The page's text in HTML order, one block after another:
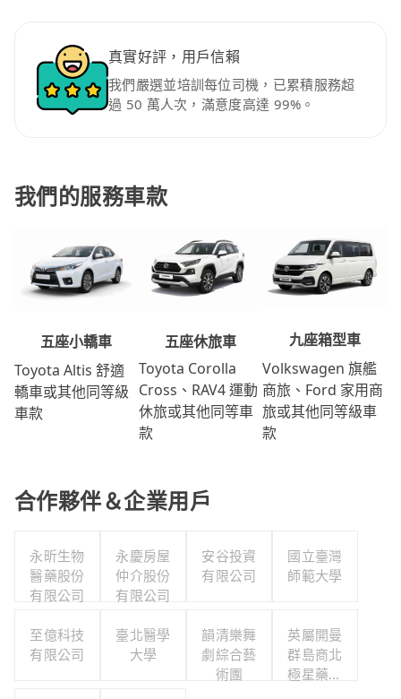
真實好評，用戶信賴
我們嚴選並培訓每位司機，已累積服務超
過 50 萬人次，滿意度高達 99%。
我們的服務車款
五座小轎車
Toyota Altis 舒適
轎車或其他同等級
車款
五座休旅車
Toyota Corolla
Cross、RAV4 運動
休旅或其他同等車
款
九座箱型車
Volkswagen 旗艦
商旅、Ford 家用商
旅或其他同等級車
款
合作夥伴＆企業用戶
永昕生物
醫藥股份
有限公司
永慶房屋
仲介股份
有限公司
安谷投資
有限公司
國立臺灣
師範大學
至億科技
有限公司
臺北醫學
大學
韻清樂舞
劇綜合藝
術團
英屬開曼
群島商北
極星藥業